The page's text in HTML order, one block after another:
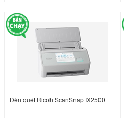
Đèn quét Ricoh ScanSnap IX2500